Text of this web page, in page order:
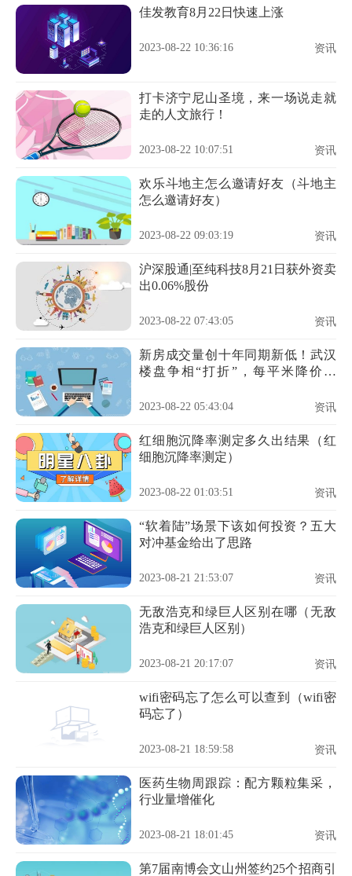
佳发教育8月22日快速上涨
2023-08-22 10:36:16 资讯
打卡济宁尼山圣境，来一场说走就
走的人文旅行！
2023-08-22 10:07:51 资讯
欢乐斗地主怎么邀请好友（斗地主
怎么邀请好友）
2023-08-22 09:03:19 资讯
沪深股通|至纯科技8月21日获外资卖
出0.06%股份
2023-08-22 07:43:05 资讯
新房成交量创十年同期新低！武汉
楼盘争相“打折”，每平米降价超
2023-08-22 05:43:04 资讯
红细胞沉降率测定多久出结果（红
细胞沉降率测定）
2023-08-22 01:03:51 资讯
“软着陆”场景下该如何投资？五大
对冲基金给出了思路
2023-08-21 21:53:07 资讯
无敌浩克和绿巨人区别在哪（无敌
浩克和绿巨人区别）
2023-08-21 20:17:07 资讯
wifi密码忘了怎么可以查到（wifi密
码忘了）
2023-08-21 18:59:58 资讯
医药生物周跟踪：配方颗粒集采，
行业量增催化
2023-08-21 18:01:45 资讯
第7届南博会文山州签约25个招商引